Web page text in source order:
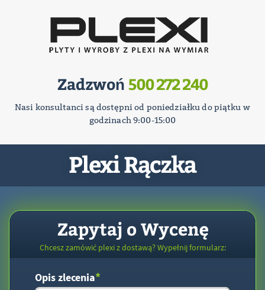
Zadzwoń 500 272 240
Nasi konsultanci są dostępni od poniedziałku do piątku w
godzinach 9:00-15:00
Plexi Rączka
Zapytaj o Wycenę
Chcesz zamówić plexi z dostawą? Wypełnij formularz:
Opis zlecenia*